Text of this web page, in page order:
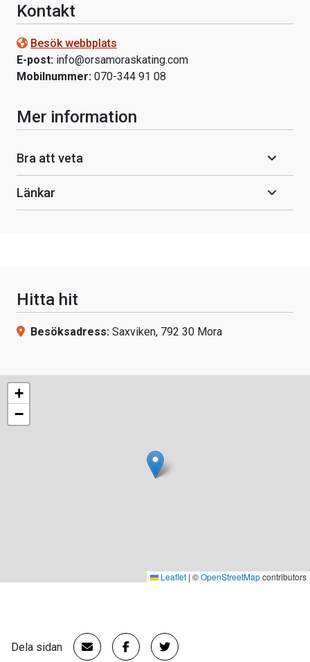
Kontakt
Besök webbplats
E-post: info@orsamoraskating.com
Mobilnummer: 070-344 91 08
Mer information
Bra att veta
Länkar
Hitta hit
Besöksadress: Saxviken, 792 30 Mora
+
−
Leaflet | ©OpenStreetMapcontributors
Dela sidan